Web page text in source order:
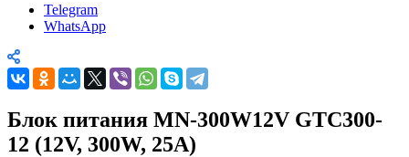
Telegram
WhatsApp
Блок питания MN-300W12V GTC300-
12 (12V, 300W, 25A)